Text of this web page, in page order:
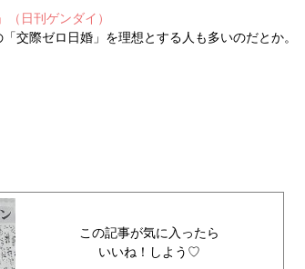
（日刊ゲンダイ）
交際ゼロ日婚」を理想とする人も多いのだとか。
この記事が気に入ったら
いいね！しよう♡